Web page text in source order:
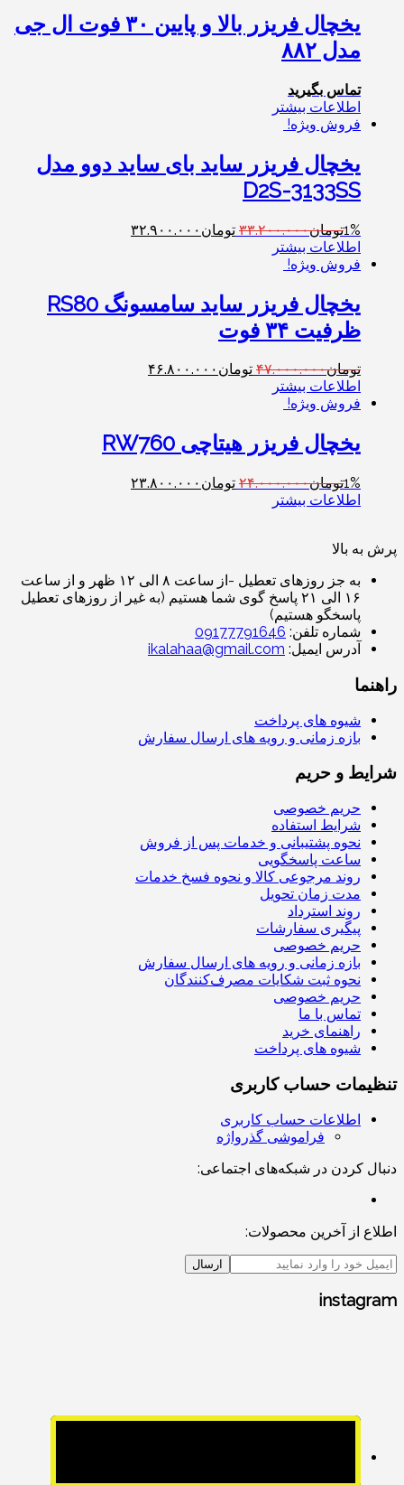
یخچال فریزر بالا و پایین ۳۰ فوت ال جی
مدل ۸۸۲
تماس بگیرید
اطلاعات بیشتر
فروش ویژه!
یخچال فریزر ساید بای ساید دوو مدل
D2S-3133SS
1%تومان۳۳.۲۰۰.۰۰۰ تومان ۳۲.۹۰۰.۰۰۰
اطلاعات بیشتر
فروش ویژه!
یخچال فریزر ساید سامسونگ RS80
ظرفیت ۳۴ فوت
تومان۴۷.۰۰۰.۰۰۰ تومان ۴۶.۸۰۰.۰۰۰
اطلاعات بیشتر
فروش ویژه!
یخچال فریزر هیتاچی RW760
1%تومان۲۴.۰۰۰.۰۰۰ تومان ۲۳.۸۰۰.۰۰۰
اطلاعات بیشتر
پرش به بالا
به جز روزهای تعطیل -از ساعت ۸ الی ۱۲ ظهر و از ساعت
۱۶ الی ۲۱ پاسخ گوی شما هستیم (به غیر از روزهای تعطیل
پاسخگو هستیم)
شماره تلفن: 09177791646
آدرس ایمیل: ikalahaa@gmail.com
راهنما
شیوه های پرداخت
بازه زمانی و رویه های ارسال سفارش
شرایط و حریم
حریم خصوصی
شرایط استفاده
نحوه پشتیبانی و خدمات پس از فروش
ساعت پاسخگویی
روند مرجوعی کالا و نحوه فسخ خدمات
مدت زمان تحویل
روند استرداد
پیگیری سفارشات
حریم خصوصی
بازه زمانی و رویه های ارسال سفارش
نحوه ثبت شکایات مصرف‌کنندگان
حریم خصوصی
تماس با ما
راهنمای خرید
شیوه های پرداخت
تنظیمات حساب کاربری
اطلاعات حساب کاربری
فراموشی گذرواژه
دنبال کردن در شبکه‌های اجتماعی:
اطلاع از آخرین محصولات:
ارسال
instagram